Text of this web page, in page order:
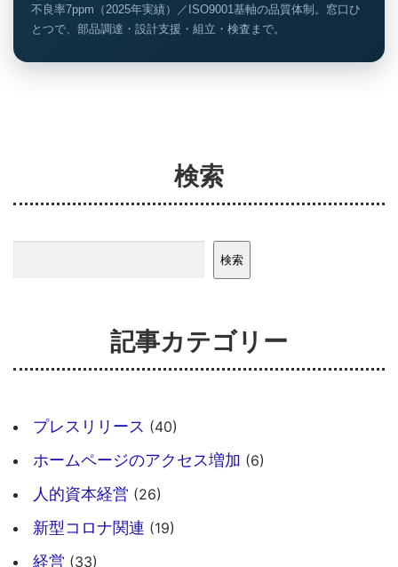
不良率7ppm（2025年実績）／ISO9001基軸の品質体制。窓口ひ
とつで、部品調達・設計支援・組立・検査まで。
検索
検索
記事カテゴリー
プレスリリース (40)
ホームページのアクセス増加 (6)
人的資本経営 (26)
新型コロナ関連 (19)
経営 (33)